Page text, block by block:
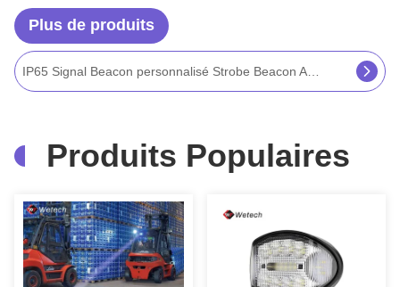
Plus de produits
Lumières de balise ambrée 10V - 110V Pour camions
Produits Populaires